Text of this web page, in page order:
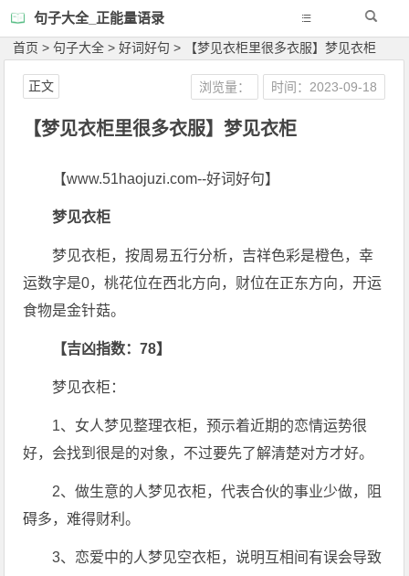
句子大全_正能量语录
首页 >句子大全 >好词好句 > 【梦见衣柜里很多衣服】梦见衣柜
【梦见衣柜里很多衣服】梦见衣柜
浏览量： 时间：2023-09-18
正文
【www.51haojuzi.com--好词好句】
梦见衣柜
梦见衣柜，按周易五行分析，吉祥色彩是橙色，幸
运数字是0，桃花位在西北方向，财位在正东方向，开运
食物是金针菇。
【吉凶指数：78】
梦见衣柜：
1、女人梦见整理衣柜，预示着近期的恋情运势很
好，会找到很是的对象，不过要先了解清楚对方才好。
2、做生意的人梦见衣柜，代表合伙的事业少做，阻
碍多，难得财利。
3、恋爱中的人梦见空衣柜，说明互相间有误会导致